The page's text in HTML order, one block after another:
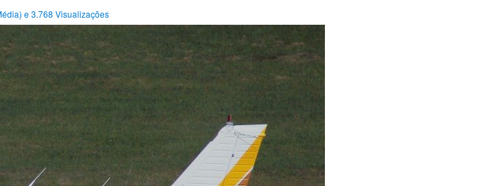
e3.768 Visualizações